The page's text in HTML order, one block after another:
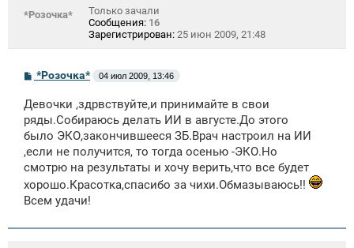
*Розочка*
Только зачали
Сообщения: 16
Зарегистрирован: 25 июн 2009, 21:48
С
б
щ
е
н
и
*Розочка* 04 июл 2009, 13:46
Девочки ,здрвствуйте,и принимайте в свои
ряды.Собираюсь делать ИИ в августе.До этого
было ЭКО,закончившееся ЗБ.Врач настроил на ИИ
,если не получится, то тогда осенью -ЭКО.Но
смотрю на результаты и хочу верить,что все будет
хорошо.Красотка,спасибо за чихи.Обмазываюсь!!
Всем удачи!